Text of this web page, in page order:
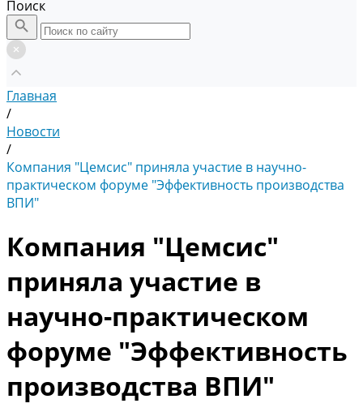
Поиск
Главная
/
Новости
/
Компания "Цемсис" приняла участие в научно-
практическом форуме "Эффективность производства
ВПИ"
Компания "Цемсис"
приняла участие в
научно-практическом
форуме "Эффективность
производства ВПИ"